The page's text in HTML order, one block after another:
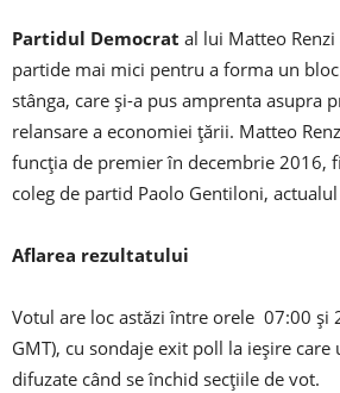
Partidul Democrat al lui Matteo
partide mai mici pentru a forma un
stânga, care și-a pus amprenta asupra
relansare a economiei țării. Matteo
funcția de premier în decembrie 2016,
coleg de partid Paolo Gentiloni,
Aflarea rezultatului
Votul are loc astăzi între orele 07:00 și
GMT), cu sondaje exit poll la ieșire care
difuzate când se închid secțiile de vot.